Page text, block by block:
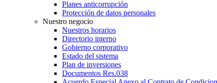
Planes anticorrupción
Protección de datos personales
Nuestro negocio
Nuestros horarios
Directorio interno
Gobierno corporativo
Estado del sistema
Plan de inversiones
Documentos Res.038